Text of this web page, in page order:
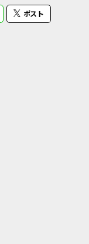
ポスト